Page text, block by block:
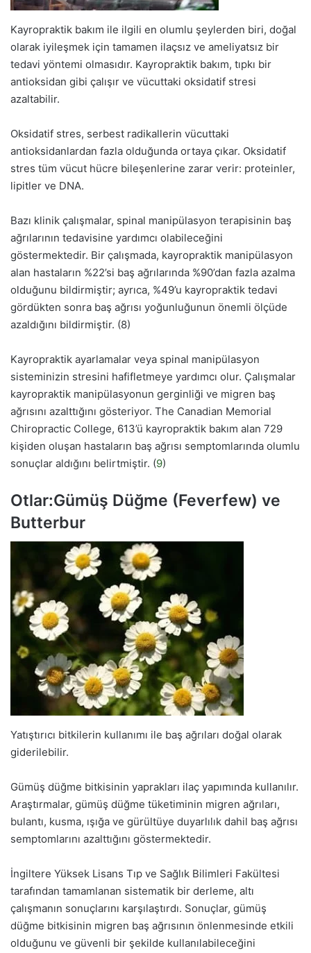
Kayropraktik bakım ile ilgili en olumlu şeylerden biri, doğal
olarak iyileşmek için tamamen ilaçsız ve ameliyatsız bir
tedavi yöntemi olmasıdır. Kayropraktik bakım, tıpkı bir
antioksidan gibi çalışır ve vücuttaki oksidatif stresi
azaltabilir.
Oksidatif stres, serbest radikallerin vücuttaki
antioksidanlardan fazla olduğunda ortaya çıkar. Oksidatif
stres tüm vücut hücre bileşenlerine zarar verir: proteinler,
lipitler ve DNA.
Bazı klinik çalışmalar, spinal manipülasyon terapisinin baş
ağrılarının tedavisine yardımcı olabileceğini
göstermektedir. Bir çalışmada, kayropraktik manipülasyon
alan hastaların %22’si baş ağrılarında %90’dan fazla azalma
olduğunu bildirmiştir; ayrıca, %49’u kayropraktik tedavi
gördükten sonra baş ağrısı yoğunluğunun önemli ölçüde
azaldığını bildirmiştir. (8)
Kayropraktik ayarlamalar veya spinal manipülasyon
sisteminizin stresini hafifletmeye yardımcı olur. Çalışmalar
kayropraktik manipülasyonun gerginliği ve migren baş
ağrısını azalttığını gösteriyor. The Canadian Memorial
Chiropractic College, 613’ü kayropraktik bakım alan 729
kişiden oluşan hastaların baş ağrısı semptomlarında olumlu
sonuçlar aldığını belirtmiştir. (9)
Otlar:Gümüş Düğme (Feverfew) ve
Butterbur
Yatıştırıcı bitkilerin kullanımı ile baş ağrıları doğal olarak
giderilebilir.
Gümüş düğme bitkisinin yaprakları ilaç yapımında kullanılır.
Araştırmalar, gümüş düğme tüketiminin migren ağrıları,
bulantı, kusma, ışığa ve gürültüye duyarlılık dahil baş ağrısı
semptomlarını azalttığını göstermektedir.
İngiltere Yüksek Lisans Tıp ve Sağlık Bilimleri Fakültesi
tarafından tamamlanan sistematik bir derleme, altı
çalışmanın sonuçlarını karşılaştırdı. Sonuçlar, gümüş
düğme bitkisinin migren baş ağrısının önlenmesinde etkili
olduğunu ve güvenli bir şekilde kullanılabileceğini